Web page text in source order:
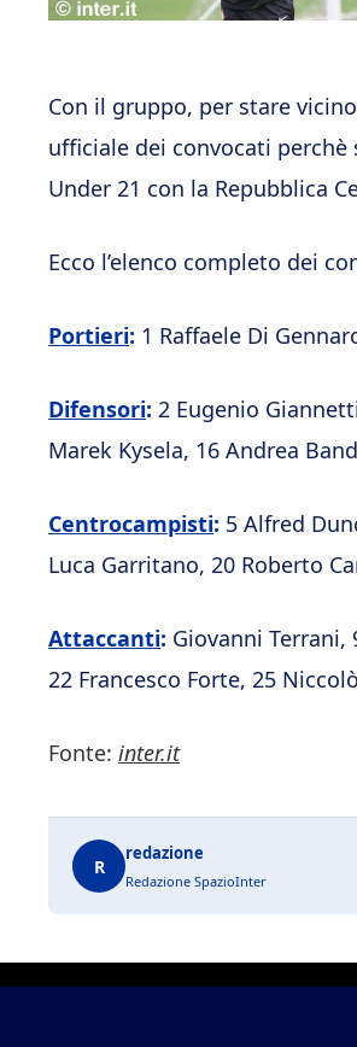
Con il gruppo, per stare
ufficiale dei convocati
Under 21 con la Repubblica
Ecco l’elenco completo dei
Portieri: 1 Raffaele Di
Difensori: 2 Eugenio
Marek Kysela, 16 Andrea
Centrocampisti: 5 Alfred
Luca Garritano, 20 Roberto
Attaccanti: Giovanni Terrani,
22 Francesco Forte, 25
Fonte: inter.it
R
redazione
Redazione SpazioInter